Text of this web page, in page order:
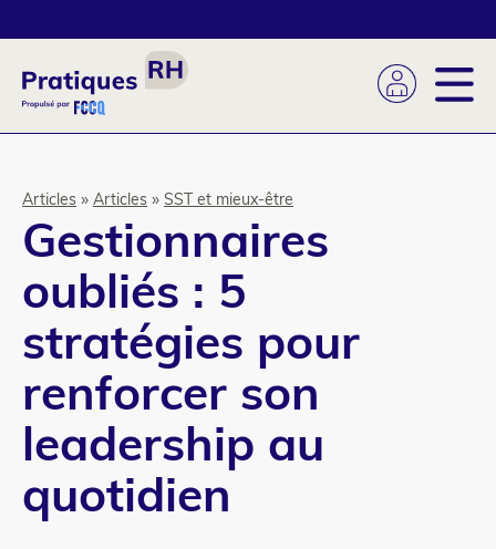
principal
Fil
d'Ariane
Articles Articles SST et mieux-être
Gestionnaires
oubliés : 5
stratégies pour
renforcer son
leadership au
quotidien